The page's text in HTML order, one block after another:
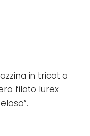
in tricot a
filato lurex